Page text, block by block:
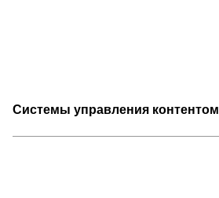
Системы управления контентом